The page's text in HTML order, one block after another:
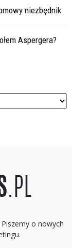
niezbędnik
Aspergera?
o nowych